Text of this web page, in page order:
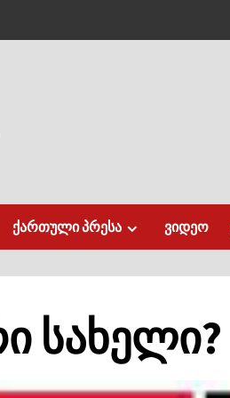
ქართული პრესა ვიდეო
სახელი?